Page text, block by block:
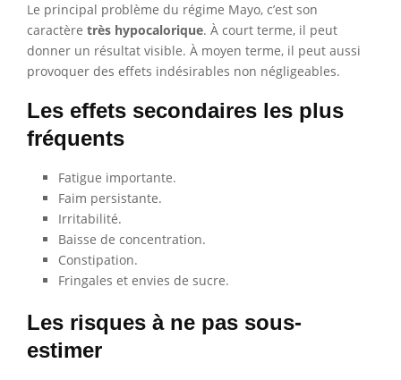
Le principal problème du régime Mayo, c’est son
caractère très hypocalorique. À court terme, il peut
donner un résultat visible. À moyen terme, il peut aussi
provoquer des effets indésirables non négligeables.
Les effets secondaires les plus
fréquents
Fatigue importante.
Faim persistante.
Irritabilité.
Baisse de concentration.
Constipation.
Fringales et envies de sucre.
Les risques à ne pas sous-
estimer